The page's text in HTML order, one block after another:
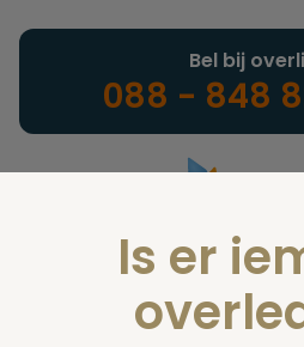
Landelijke
Bel bij
088 - 848
Is er